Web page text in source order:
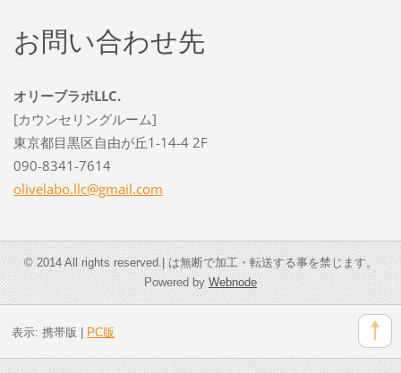
お問い合わせ先
オリーブラボLLC.
[カウンセリングルーム]
東京都目黒区自由が丘1-14-4 2F
090-8341-7614
olivelabo.llc@gmail.com
© 2014 All rights reserved.| は無断で加工・転送する事を禁じます。
Powered byWebnode
表示: 携帯版 | PC版